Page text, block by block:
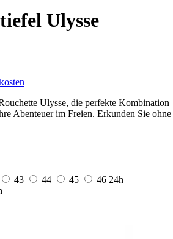
Ulysse
Ulysse, die perfekte Kombination
Abenteuer im Freien. Erkunden Sie ohne
43 44 45 46 24h